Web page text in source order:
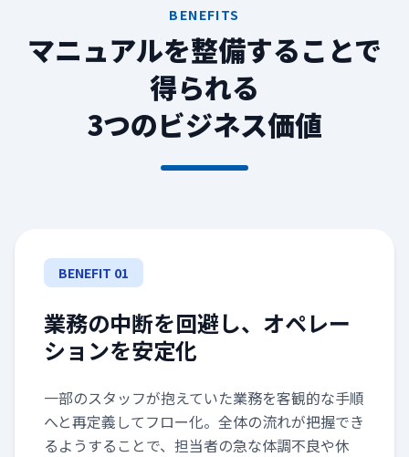
BENEFITS
マニュアルを整備することで
得られる
3つのビジネス価値
BENEFIT 01
業務の中断を回避し、オペレー
ションを安定化
一部のスタッフが抱えていた業務を客観的な手順
へと再定義してフロー化。全体の流れが把握でき
るようすることで、担当者の急な体調不良や休